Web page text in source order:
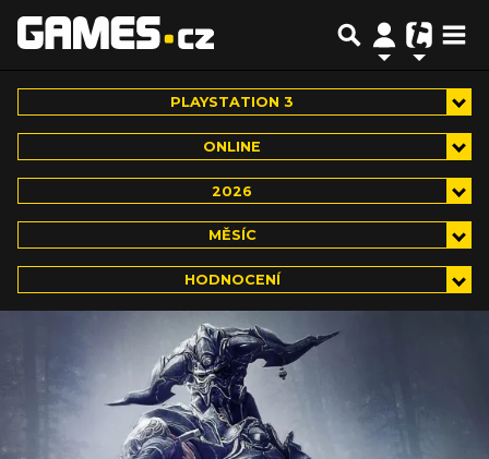
PLAYSTATION 3
ONLINE
2026
MĚSÍC
HODNOCENÍ